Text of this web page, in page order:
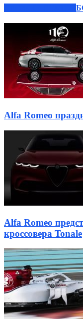
Alfa Romeo
Alfa Romeo
кроссовера Tonale